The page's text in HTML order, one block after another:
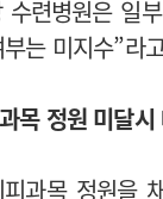
련병원은 일
는 미지수”라
목 정원 미달
과목 정원을